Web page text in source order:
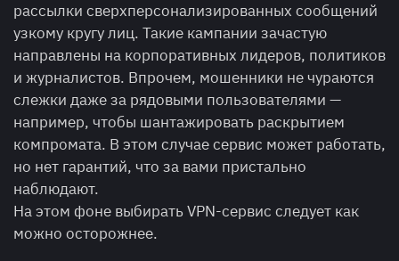
рассылки сверхперсонализированных сообщений
узкому кругу лиц. Такие кампании зачастую
направлены на корпоративных лидеров, политиков
и журналистов. Впрочем, мошенники не чураются
слежки даже за рядовыми пользователями —
например, чтобы шантажировать раскрытием
компромата. В этом случае сервис может работать,
но нет гарантий, что за вами пристально
наблюдают.
На этом фоне выбирать VPN-сервис следует как
можно осторожнее.